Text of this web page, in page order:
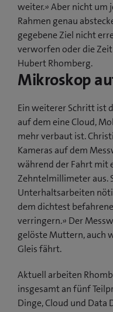
weiter.» Aber nicht um
Rahmen genau
gegebene Ziel nicht
verworfen oder die
Hubert Rhomberg.
Mikroskop
Ein weiterer Schritt ist
auf dem eine Cloud,
mehr verbaut ist.
Kameras auf dem
während der Fahrt mit
Zehntelmillimeter aus.
Unterhaltsarbeiten
dem dichtest
verringern.» Der
gelöste Muttern, auch
Gleis fährt.
Aktuell arbeiten
insgesamt an fünf
Dinge, Cloud und Data